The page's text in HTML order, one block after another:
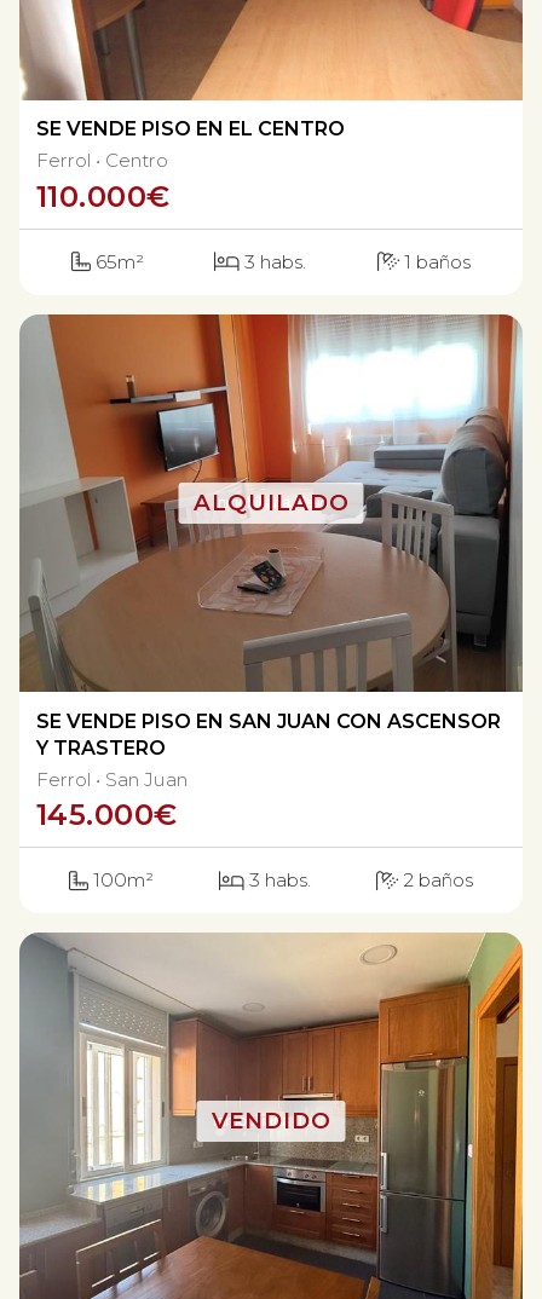
SE VENDE PISO EN EL CENTRO
110.000€
65m² 3 habs. 1 baños
Ferrol Centro
SE VENDE PISO EN SAN JUAN CON ASCENSOR
Y TRASTERO
145.000€
100m² 3 habs. 2 baños
Ferrol San Juan